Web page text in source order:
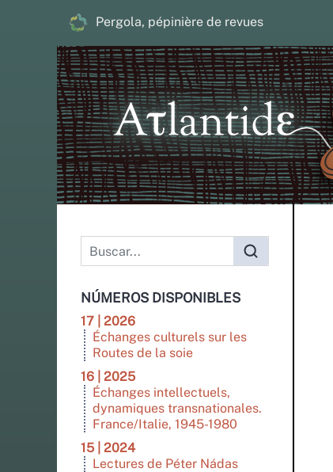
Pergola, pépinière de revues
NÚMEROS DISPONIBLES
17 | 2026
Échanges culturels sur les
Routes de la soie
16 | 2025
Échanges intellectuels,
dynamiques transnationales.
France/Italie, 1945-1980
15 | 2024
Lectures de Péter Nádas